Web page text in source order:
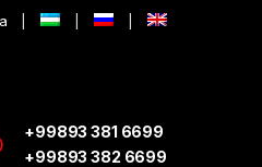
+99893 381 6699
+99893 382 6699